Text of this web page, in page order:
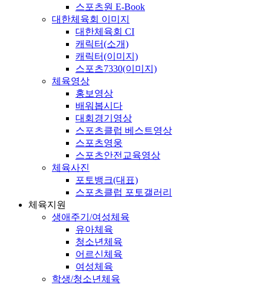
스포츠원 E-Book
대한체육회 이미지
대한체육회 CI
캐릭터(소개)
캐릭터(이미지)
스포츠7330(이미지)
체육영상
홍보영상
배워봅시다
대회경기영상
스포츠클럽 베스트영상
스포츠영웅
스포츠안전교육영상
체육사진
포토뱅크(대표)
스포츠클럽 포토갤러리
체육지원
생애주기/여성체육
유아체육
청소년체육
어르신체육
여성체육
학생/청소년체육